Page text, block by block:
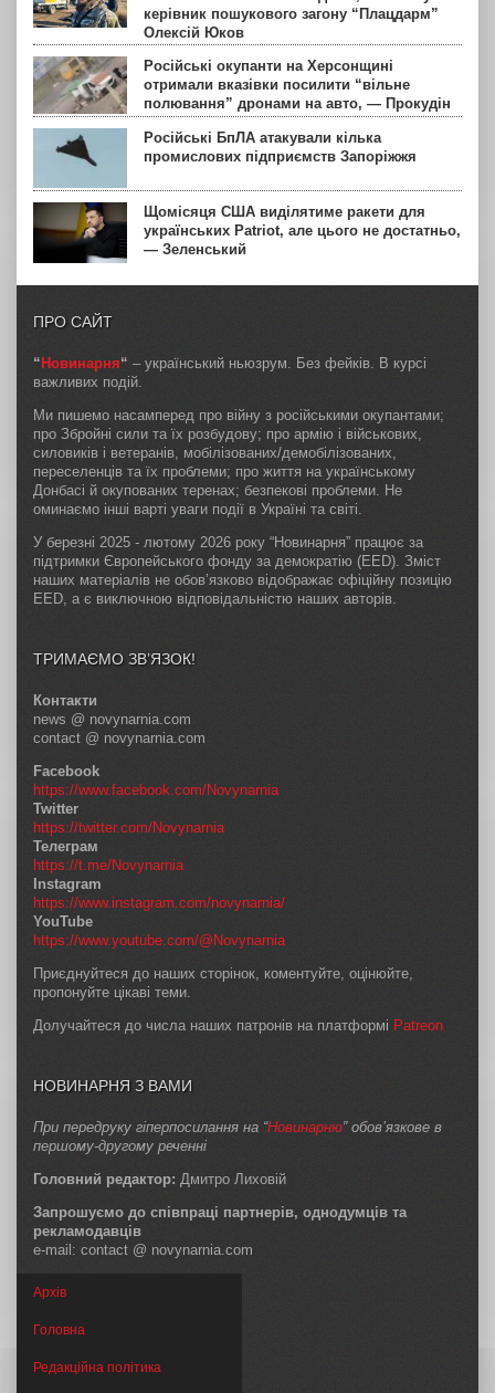
керівник пошукового загону “Плацдарм”
Олексій Юков
Російські окупанти на Херсонщині
отримали вказівки посилити “вільне
полювання” дронами на авто, — Прокудін
Російські БпЛА атакували кілька
промислових підприємств Запоріжжя
Щомісяця США виділятиме ракети для
українських Patriot, але цього не достатньо,
— Зеленський
ПРО САЙТ
“ Новинарня“ – український ньюзрум. Без фейків. В курсі
важливих подій.
Ми пишемо насамперед про війну з російськими окупантами;
про Збройні сили та їх розбудову; про армію і військових,
силовиків і ветеранів, мобілізованих/демобілізованих,
переселенців та їх проблеми; про життя на українському
Донбасі й окупованих теренах; безпекові проблеми. Не
оминаємо інші варті уваги події в Україні та світі.
У березні 2025 - лютому 2026 року “Новинарня” працює за
підтримки Європейського фонду за демократію (EED). Зміст
наших матеріалів не обов’язково відображає офіційну позицію
EED, а є виключною відповідальністю наших авторів.
ТРИМАЄМО ЗВ’ЯЗОК!
Контакти
news @ novynarnia.com
contact @ novynarnia.com
Facebook
https://www.facebook.com/Novynarnia
Twitter
https://twitter.com/Novynarnia
Телеграм
https://t.me/Novynarnia
Instagram
https://www.instagram.com/novynarnia/
YouTube
https://www.youtube.com/@Novynarnia
Приєднуйтеся до наших сторінок, коментуйте, оцінюйте,
пропонуйте цікаві теми.
Долучайтеся до числа наших патронів на платформі Patreon
НОВИНАРНЯ З ВАМИ
При передруку гіперпосилання на “Новинарню” обов’язкове в
першому-другому реченні
Головний редактор: Дмитро Лиховій
Запрошуємо до співпраці партнерів, однодумців та
рекламодавців
e-mail: contact @ novynarnia.com
Архів
Головна
Редакційна політика